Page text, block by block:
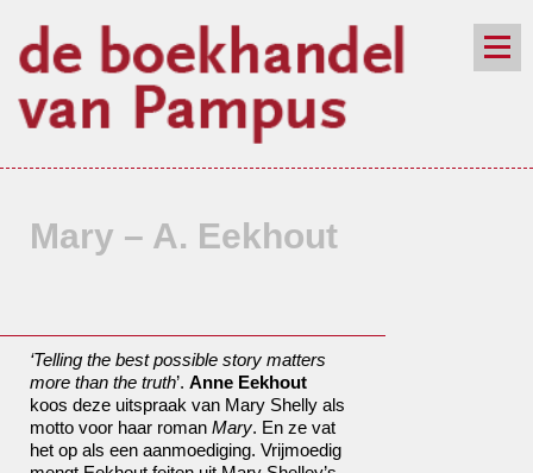
Mary – A. Eekhout
‘Telling the best possible story matters
more than the truth’. Anne Eekhout
koos deze uitspraak van Mary Shelly als
motto voor haar roman Mary. En ze vat
het op als een aanmoediging. Vrijmoedig